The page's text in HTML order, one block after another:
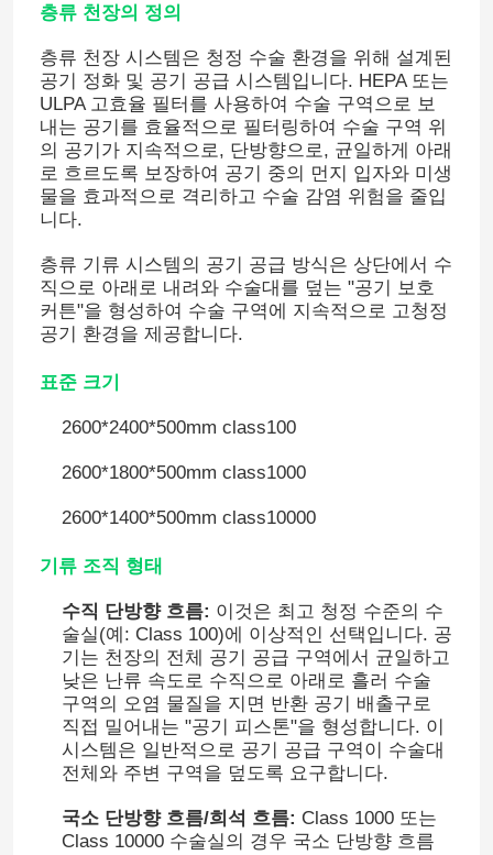
층류 천장의 정의
층류 천장 시스템은 청정 수술 환경을 위해 설계된
공기 정화 및 공기 공급 시스템입니다. HEPA 또는
ULPA 고효율 필터를 사용하여 수술 구역으로 보
내는 공기를 효율적으로 필터링하여 수술 구역 위
의 공기가 지속적으로, 단방향으로, 균일하게 아래
로 흐르도록 보장하여 공기 중의 먼지 입자와 미생
물을 효과적으로 격리하고 수술 감염 위험을 줄입
니다.
층류 기류 시스템의 공기 공급 방식은 상단에서 수
직으로 아래로 내려와 수술대를 덮는 "공기 보호
커튼"을 형성하여 수술 구역에 지속적으로 고청정
공기 환경을 제공합니다.
표준 크기
2600*2400*500mm class100
2600*1800*500mm class1000
2600*1400*500mm class10000
기류 조직 형태
수직 단방향 흐름: 이것은 최고 청정 수준의 수
술실(예: Class 100)에 이상적인 선택입니다. 공
기는 천장의 전체 공기 공급 구역에서 균일하고
낮은 난류 속도로 수직으로 아래로 흘러 수술
구역의 오염 물질을 지면 반환 공기 배출구로
직접 밀어내는 "공기 피스톤"을 형성합니다. 이
시스템은 일반적으로 공기 공급 구역이 수술대
전체와 주변 구역을 덮도록 요구합니다.
국소 단방향 흐름/희석 흐름: Class 1000 또는
Class 10000 수술실의 경우 국소 단방향 흐름